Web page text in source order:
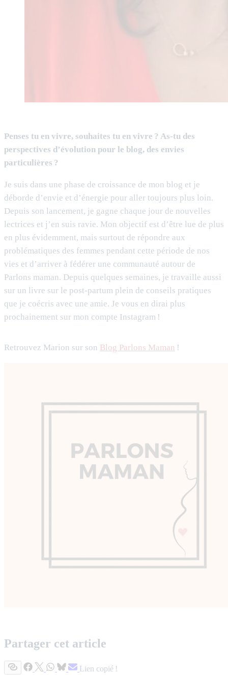
Penses tu en vivre, souhaites tu en vivre ? As-tu des
perspectives d’évolution pour le blog, des envies
particulières ?
Je suis dans une phase de croissance de mon blog et je
déborde d’envie et d’énergie pour aller toujours plus loin.
Depuis son lancement, je gagne chaque jour de nouvelles
lectrices et j’en suis ravie. Mon objectif est d’être lue de plus
en plus évidemment, mais surtout de répondre aux
problématiques des femmes pendant cette période de nos
vies et d’arriver à fédérer une communauté autour de
Parlons maman. Depuis quelques semaines, je travaille aussi
sur un livre sur le post-partum plein de conseils pratiques
que je coécris avec une amie. Je vous en dirai plus
prochainement sur mon compte Instagram !
Retrouvez Marion sur son Blog Parlons Maman !
Partager cet article
Lien copié !